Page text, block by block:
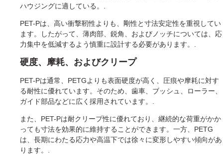
ハウジングに適している。.
PET-Pは、高い衝撃靭性よりも、剛性と寸法安定性を重視してい
ます。したがって、薄肉部、鋭角、およびノッチについては、応
力集中を低減するよう慎重に設計する必要があります。.
硬度、摩耗、およびクリープ
PET-Pは通常、PETGよりも表面硬度が高く、圧痕や摩耗に対す
る耐性に優れています。そのため、歯車、ブッシュ、ローラー、
ガイド部品などに広く採用されています。.
また、PET-Pは耐クリープ性に優れており、継続的な荷重がかか
っても寸法を効果的に維持することができます。一方、PETG
は、長期にわたる応力や高温下では徐々に変形しやすい傾向があ
ります。.